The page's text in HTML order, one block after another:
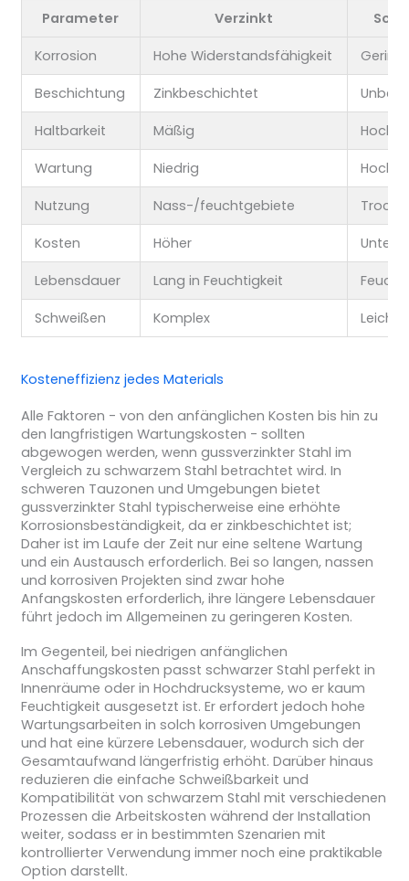
Parameter Verzinkt
Korrosion Hohe Widerstandsfähigkeit
Beschichtung Zinkbeschichtet
Haltbarkeit Mäßig Hoch
Wartung Niedrig Hoch
Nutzung Nass-/feuchtgebiete
Kosten Höher Untere
Lebensdauer Lang in Feuchtigkeit
Schweißen Komplex
Kosteneffizienz jedes Materials
Alle Faktoren - von den anfänglichen Kosten bis hin zu
den langfristigen Wartungskosten - sollten
abgewogen werden, wenn gussverzinkter Stahl im
Vergleich zu schwarzem Stahl betrachtet wird. In
schweren Tauzonen und Umgebungen bietet
gussverzinkter Stahl typischerweise eine erhöhte
Korrosionsbeständigkeit, da er zinkbeschichtet ist;
Daher ist im Laufe der Zeit nur eine seltene Wartung
und ein Austausch erforderlich. Bei so langen, nassen
und korrosiven Projekten sind zwar hohe
Anfangskosten erforderlich, ihre längere Lebensdauer
führt jedoch im Allgemeinen zu geringeren Kosten.
Im Gegenteil, bei niedrigen anfänglichen
Anschaffungskosten passt schwarzer Stahl perfekt in
Innenräume oder in Hochdrucksysteme, wo er kaum
Feuchtigkeit ausgesetzt ist. Er erfordert jedoch hohe
Wartungsarbeiten in solch korrosiven Umgebungen
und hat eine kürzere Lebensdauer, wodurch sich der
Gesamtaufwand längerfristig erhöht. Darüber hinaus
reduzieren die einfache Schweißbarkeit und
Kompatibilität von schwarzem Stahl mit verschiedenen
Prozessen die Arbeitskosten während der Installation
weiter, sodass er in bestimmten Szenarien mit
kontrollierter Verwendung immer noch eine praktikable
Option darstellt.